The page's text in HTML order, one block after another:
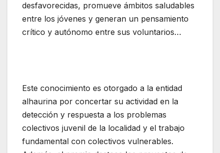
desfavorecidas, promueve ámbitos saludables
entre los jóvenes y generan un pensamiento
crítico y autónomo entre sus voluntarios…
Este conocimiento es otorgado a la entidad
alhaurina por concertar su actividad en la
detección y respuesta a los problemas
colectivos juvenil de la localidad y el trabajo
fundamental con colectivos vulnerables.